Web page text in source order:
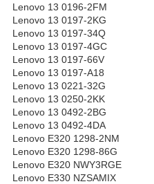
Lenovo 13 0196-2FM
Lenovo 13 0197-2KG
Lenovo 13 0197-34Q
Lenovo 13 0197-4GC
Lenovo 13 0197-66V
Lenovo 13 0197-A18
Lenovo 13 0221-32G
Lenovo 13 0250-2KK
Lenovo 13 0492-2BG
Lenovo 13 0492-4DA
Lenovo E320 1298-2NM
Lenovo E320 1298-86G
Lenovo E320 NWY3RGE
Lenovo E330 NZSAMIX